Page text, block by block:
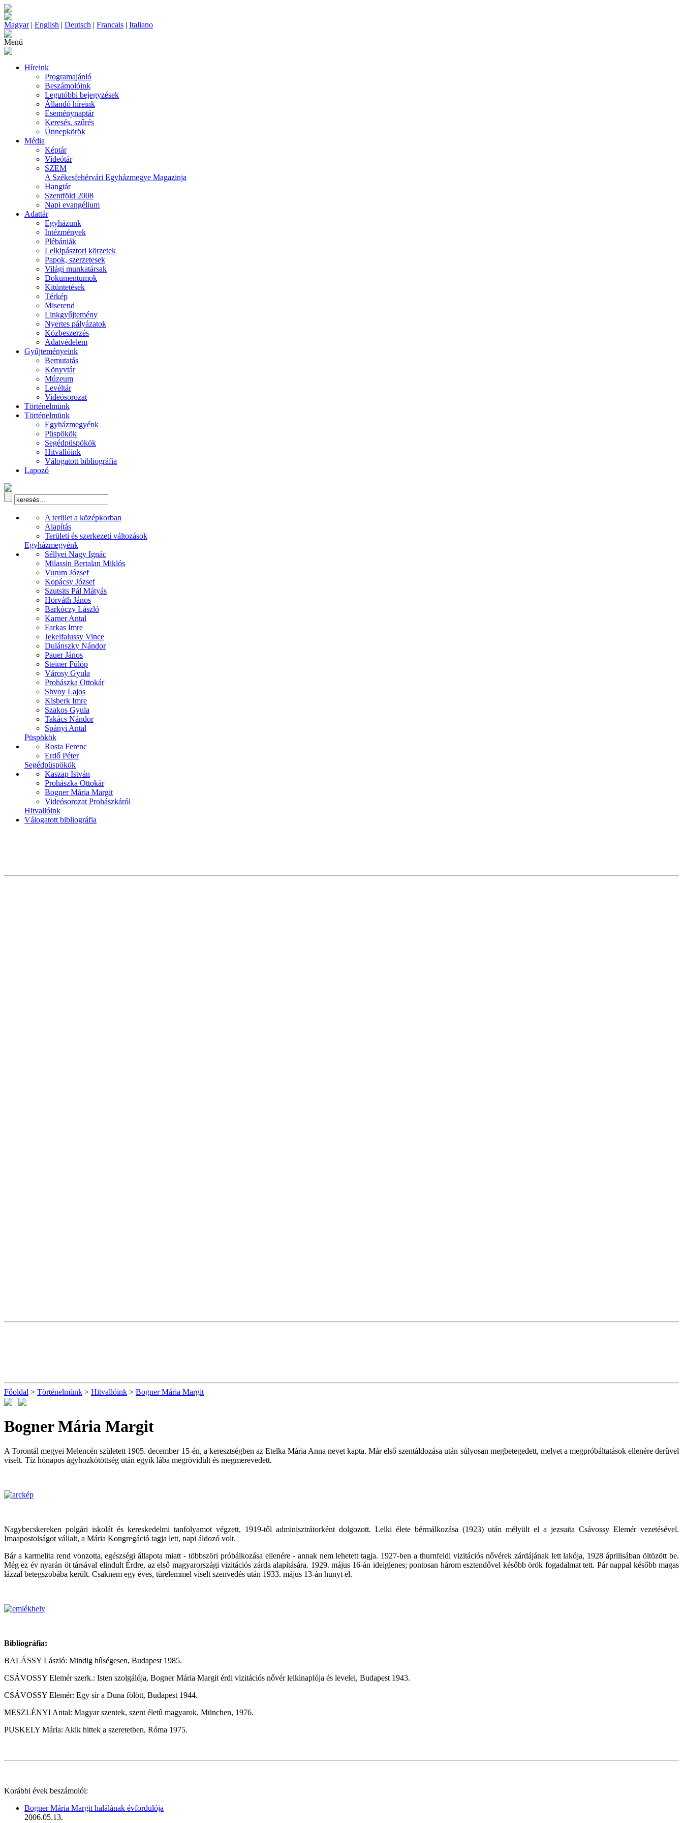
Magyar| English | Deutsch | Francais | Italiano
Menü
Híreink
Programajánló
Beszámolóink
Legutóbbi bejegyzések
Állandó híreink
Eseménynaptár
Keresés, szűrés
Ünnepkörök
Média
Képtár
Videótár
SZEM
A Székesfehérvári Egyházmegye Magazinja
Hangtár
Szentföld 2008
Napi evangélium
Adattár
Egyházunk
Intézmények
Plébániák
Lelkipásztori körzetek
Papok, szerzetesek
Világi munkatársak
Dokumentumok
Kitüntetések
Térkép
Miserend
Linkgyűjtemény
Nyertes pályázatok
Közbeszerzés
Adatvédelem
Gyűjteményeink
Bemutatás
Könyvtár
Múzeum
Levéltár
Videósorozat
Történelmünk
Történelmünk
Egyházmegyénk
Püspökök
Segédpüspökök
Hitvallóink
Válogatott bibliográfia
Lapozó
A terület a középkorban
Alapítás
Területi és szerkezeti változások
Egyházmegyénk
Séllyei Nagy Ignác
Milassin Bertalan Miklós
Vurum József
Kopácsy József
Szutsits Pál Mátyás
Horváth János
Barkóczy László
Karner Antal
Farkas Imre
Jekelfalussy Vince
Dulánszky Nándor
Pauer János
Steiner Fülöp
Városy Gyula
Prohászka Ottokár
Shvoy Lajos
Kisberk Imre
Szakos Gyula
Takács Nándor
Spányi Antal
Püspökök
Rosta Ferenc
Erdő Péter
Segédpüspökök
Kaszap István
Prohászka Ottokár
Bogner Mária Margit
Videósorozat Prohászkáról
Hitvallóink
Válogatott bibliográfia
Főoldal > Történelmünk > Hitvallóink > Bogner Mária Margit
Bogner Mária Margit
A Torontál megyei Melencén született 1905. december 15-én, a keresztségben az Etelka Mária Anna nevet kapta. Már első szentáldozása után súlyosan megbetegedett, melyet a megpróbáltatások ellenére derûvel
viselt. Tíz hónapos ágyhozkötöttség után egyik lába megrövidült és megmerevedett.
Nagybecskereken polgári iskolát és kereskedelmi tanfolyamot végzett, 1919-től adminisztrátorként dolgozott. Lelki élete bérmálkozása (1923) után mélyült el a jezsuita Csávossy Elemér vezetésével.
Imaapostolságot vállalt, a Mária Kongregáció tagja lett, napi áldozó volt.
Bár a karmelita rend vonzotta, egészségi állapota miatt - többszöri próbálkozása ellenére - annak nem lehetett tagja. 1927-ben a thurnfeldi vizitációs nővérek zárdájának lett lakója, 1928 áprilisában öltözött be.
Még ez év nyarán öt társával elindult Érdre, az első magyarországi vizitációs zárda alapítására. 1929. május 16-án ideiglenes; pontosan három esztendővel később örök fogadalmat tett. Pár nappal később magas
lázzal betegszobába került. Csaknem egy éves, türelemmel viselt szenvedés után 1933. május 13-án hunyt el.
Bibliográfia:
BALÁSSY László: Mindig hûségesen, Budapest 1985.
CSÁVOSSY Elemér szerk.: Isten szolgálója, Bogner Mária Margit érdi vizitációs nővér lelkinaplója és levelei, Budapest 1943.
CSÁVOSSY Elemér: Egy sír a Duna fölött, Budapest 1944.
MESZLÉNYI Antal: Magyar szentek, szent életû magyarok, München, 1976.
PUSKELY Mária: Akik hittek a szeretetben, Róma 1975.
Korábbi évek beszámolói:
Bogner Mária Margit halálának évfordulója
2006.05.13.